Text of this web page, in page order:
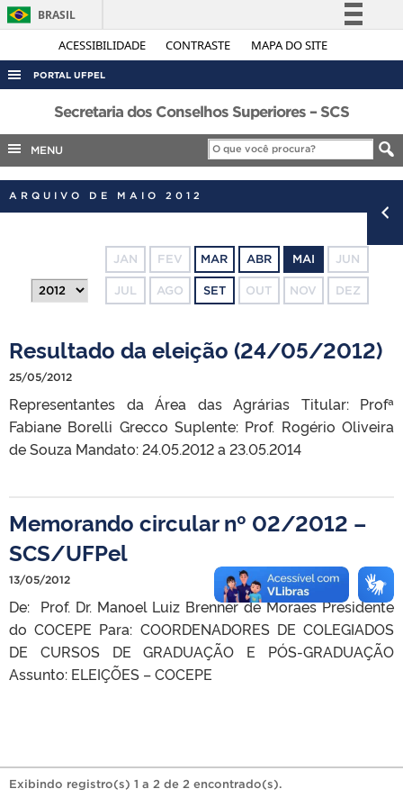
ACESSIBILIDADE CONTRASTE MAPA DO SITE
BRASIL
Simplifique!
Acesso à informação
Legislação
Canais
PORTAL UFPEL
ACESSO À INFORMAÇÃO
AUDITORIA
COBALTO
CONCURSOS
OUVIDORIA
TELEFONES
Secretaria dos Conselhos Superiores – SCS
MENU
ARQUIVO DE MAIO 2012
JAN FEV MAR ABR MAI JUN
JUL AGO SET OUT NOV DEZ
Resultado da eleição (24/05/2012)
25/05/2012
Representantes da Área das Agrárias Titular: Profª
Fabiane Borelli Grecco Suplente: Prof. Rogério Oliveira
de Souza Mandato: 24.05.2012 a 23.05.2014
Memorando circular nº 02/2012 –
SCS/UFPel
13/05/2012
De: Prof. Dr. Manoel Luiz Brenner de Moraes Presidente
do COCEPE Para: COORDENADORES DE COLEGIADOS
DE CURSOS DE GRADUAÇÃO E PÓS-GRADUAÇÃO
Assunto: ELEIÇÕES – COCEPE
Exibindo registro(s) 1 a 2 de 2 encontrado(s).